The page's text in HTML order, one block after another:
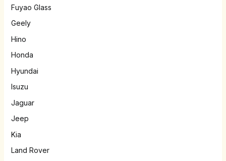
Fuyao Glass
Geely
Hino
Honda
Hyundai
Isuzu
Jaguar
Jeep
Kia
Land Rover